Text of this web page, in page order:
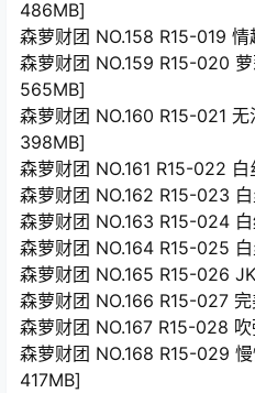
486MB]
森萝财团 NO.158 R15-019
森萝财团 NO.159 R15-020
565MB]
森萝财团 NO.160 R15-021
398MB]
森萝财团 NO.161 R15-022
森萝财团 NO.162 R15-023
森萝财团 NO.163 R15-024
森萝财团 NO.164 R15-025
森萝财团 NO.165 R15-026
森萝财团 NO.166 R15-027
森萝财团 NO.167 R15-028
森萝财团 NO.168 R15-029
417MB]